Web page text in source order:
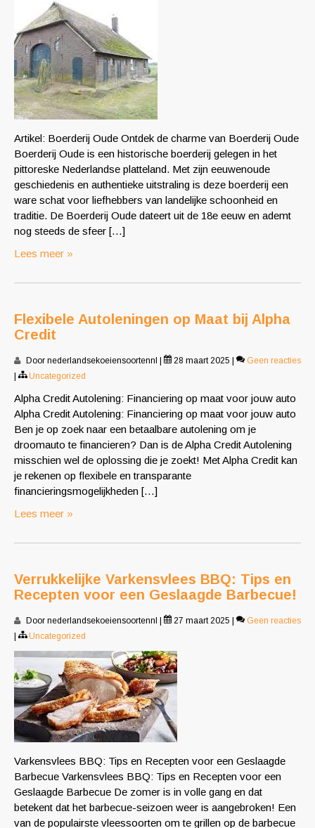
Artikel: Boerderij Oude Ontdek de charme van Boerderij Oude
Boerderij Oude is een historische boerderij gelegen in het
pittoreske Nederlandse platteland. Met zijn eeuwenoude
geschiedenis en authentieke uitstraling is deze boerderij een
ware schat voor liefhebbers van landelijke schoonheid en
traditie. De Boerderij Oude dateert uit de 18e eeuw en ademt
nog steeds de sfeer […]
Lees meer »
Flexibele Autoleningen op Maat bij Alpha
Credit
Door nederlandsekoeiensoortennl 28 maart 2025
Geen reacties
Uncategorized
Alpha Credit Autolening: Financiering op maat voor jouw auto
Alpha Credit Autolening: Financiering op maat voor jouw auto
Ben je op zoek naar een betaalbare autolening om je
droomauto te financieren? Dan is de Alpha Credit Autolening
misschien wel de oplossing die je zoekt! Met Alpha Credit kan
je rekenen op flexibele en transparante
financieringsmogelijkheden […]
Lees meer »
Verrukkelijke Varkensvlees BBQ: Tips en
Recepten voor een Geslaagde Barbecue!
Door nederlandsekoeiensoortennl 27 maart 2025
Geen reacties
Uncategorized
Varkensvlees BBQ: Tips en Recepten voor een Geslaagde
Barbecue Varkensvlees BBQ: Tips en Recepten voor een
Geslaagde Barbecue De zomer is in volle gang en dat
betekent dat het barbecue-seizoen weer is aangebroken! Een
van de populairste vleessoorten om te grillen op de barbecue